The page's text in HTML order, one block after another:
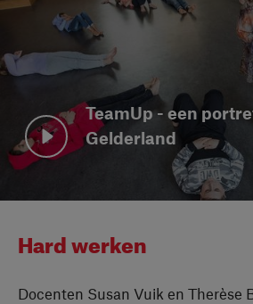
Bekijk video
TeamUp - een
Gelderland
Hard werken
Docenten Susan Vuik en Therèse